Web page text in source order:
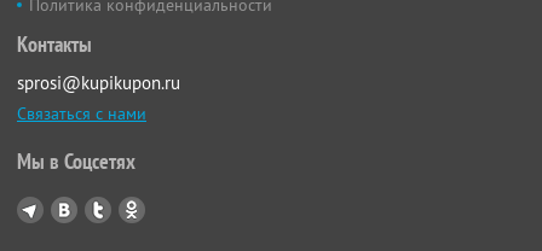
Политика конфиденциальности
Контакты
sprosi@kupikupon.ru
Связаться с нами
Мы в Соцсетях